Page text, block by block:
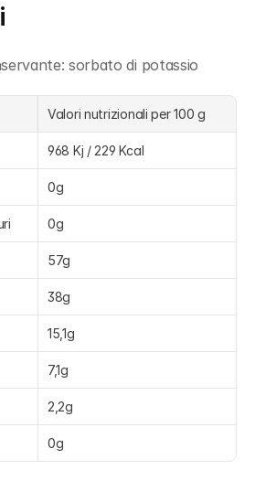
sorbato di potassio
Valori nutrizionali per 100 g
968 Kj / 229 Kcal
0g
0g
57g
38g
15,1g
7,1g
2,2g
0g